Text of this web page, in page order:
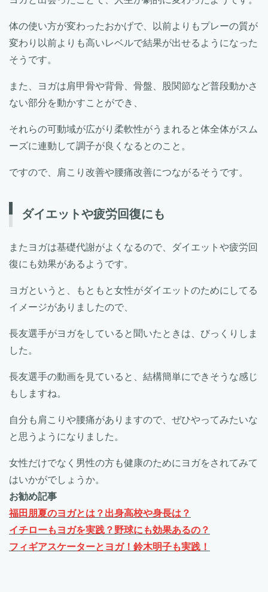
体の使い方が変わったおかげで、以前よりもプレーの質が
変わり以前よりも高いレベルで結果が出せるようになった
そうです。
また、ヨガは肩甲骨や背骨、骨盤、股関節など普段動かさ
ない部分を動かすことができ、
それらの可動域が広がり柔軟性がうまれると体全体がスム
ーズに連動して調子が良くなるとのこと。
ですので、肩こり改善や腰痛改善につながるそうです。
ダイエットや疲労回復にも
またヨガは基礎代謝がよくなるので、ダイエットや疲労回
復にも効果があるようです。
ヨガというと、もともと女性がダイエットのためにしてる
イメージがありましたので、
長友選手がヨガをしていると聞いたときは、びっくりしま
した。
長友選手の動画を見ていると、結構簡単にできそうな感じ
もしますね。
自分も肩こりや腰痛がありますので、ぜひやってみたいな
と思うようになりました。
女性だけでなく男性の方も健康のためにヨガをされてみて
はいかがでしょうか。
お勧め記事
福田朋夏のヨガとは？出身高校や身長は？
イチローもヨガを実践？野球にも効果あるの？
フィギアスケーターとヨガ！鈴木明子も実践！